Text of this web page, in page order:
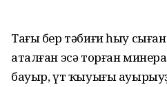
Тағы бер тәбиғи һыу
аталған эсә торған
бауыр, үт ҡыуығы